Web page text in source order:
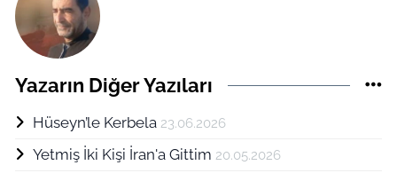
Yazarın Diğer Yazıları
Hüseyn’le Kerbela 23.06.2026
Yetmiş İki Kişi İran'a Gittim 20.05.2026